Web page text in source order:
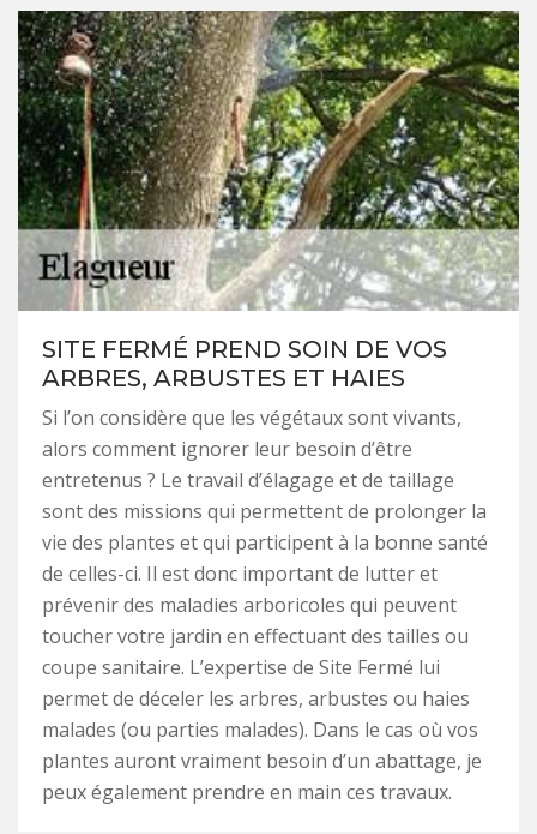
SITE FERMÉ PREND SOIN DE VOS
ARBRES, ARBUSTES ET HAIES
Si l’on considère que les végétaux sont vivants,
alors comment ignorer leur besoin d’être
entretenus ? Le travail d’élagage et de taillage
sont des missions qui permettent de prolonger la
vie des plantes et qui participent à la bonne santé
de celles-ci. Il est donc important de lutter et
prévenir des maladies arboricoles qui peuvent
toucher votre jardin en effectuant des tailles ou
coupe sanitaire. L’expertise de Site Fermé lui
permet de déceler les arbres, arbustes ou haies
malades (ou parties malades). Dans le cas où vos
plantes auront vraiment besoin d’un abattage, je
peux également prendre en main ces travaux.